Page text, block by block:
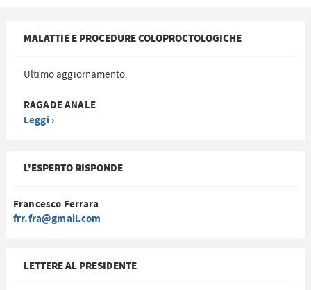
MALATTIE E PROCEDURE COLOPROCTOLOGICHE
Ultimo aggiornamento:
RAGADE ANALE
Leggi ›
L'ESPERTO RISPONDE
Francesco Ferrara
frr.fra@gmail.com
LETTERE AL PRESIDENTE